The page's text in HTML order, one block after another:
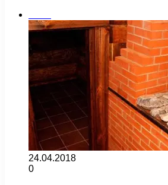
24.04.2018
0